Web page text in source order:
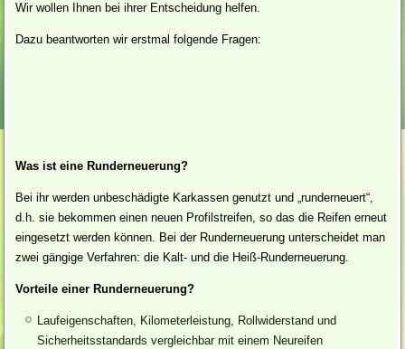
Wir wollen Ihnen bei ihrer Entscheidung helfen.
Dazu beantworten wir erstmal folgende Fragen:
Was ist eine Runderneuerung?
Bei ihr werden unbeschädigte Karkassen genutzt und „runderneuert“,
d.h. sie bekommen einen neuen Profilstreifen, so das die Reifen erneut
eingesetzt werden können. Bei der Runderneuerung unterscheidet man
zwei gängige Verfahren: die Kalt- und die Heiß-Runderneuerung.
Vorteile einer Runderneuerung?
Laufeigenschaften, Kilometerleistung, Rollwiderstand und
Sicherheitsstandards vergleichbar mit einem Neureifen